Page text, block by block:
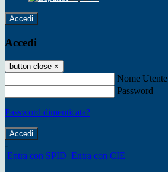
Accedi
Accedi
button close ×
Nome Utente
Password
Password dimenticata?
-
Entra con SPID Entra con CIE